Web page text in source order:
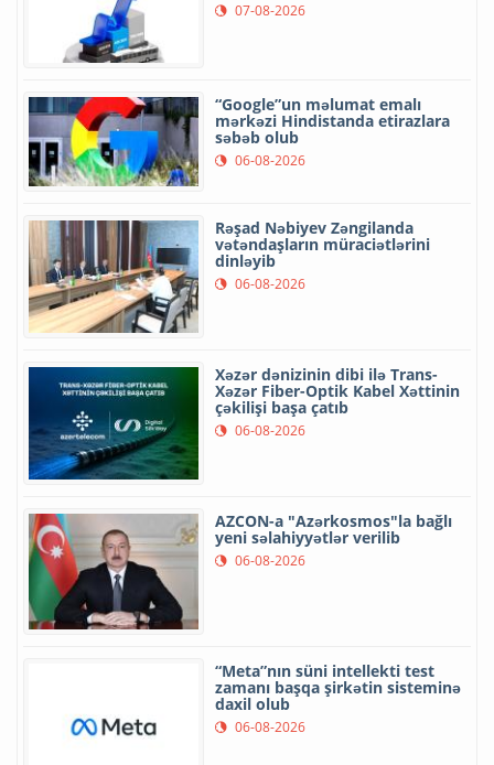
07-08-2026
“Google”un məlumat emalı
mərkəzi Hindistanda etirazlara
səbəb olub
06-08-2026
Rəşad Nəbiyev Zəngilanda
vətəndaşların müraciətlərini
dinləyib
06-08-2026
Xəzər dənizinin dibi ilə Trans-
Xəzər Fiber-Optik Kabel Xəttinin
çəkilişi başa çatıb
06-08-2026
AZCON-a "Azərkosmos"la bağlı
yeni səlahiyyətlər verilib
06-08-2026
“Meta”nın süni intellekti test
zamanı başqa şirkətin sisteminə
daxil olub
06-08-2026